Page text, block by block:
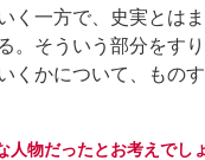
く一方で、史実とは
。そういう部分をす
くかについて、もの
人物だったとお考えでし